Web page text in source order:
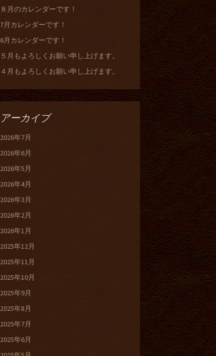
８月のカレンダーです！
7月カレンダーです！
6月カレンダーです！
５月もよろしくお願い申し上げます。
４月もよろしくお願い申し上げます。
アーカイブ
2026年7月
2026年6月
2026年5月
2026年4月
2026年3月
2026年2月
2026年1月
2025年12月
2025年11月
2025年10月
2025年9月
2025年8月
2025年7月
2025年6月